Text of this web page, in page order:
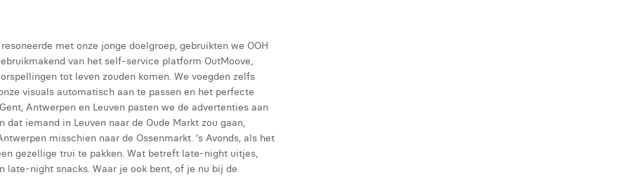
met onze jonge doelgroep, gebruikten we OOH
van het self-service platform OutMoove,
tot leven zouden komen. We voegden zelfs
visuals automatisch aan te passen en het perfecte
Antwerpen en Leuven pasten we de advertenties aan
iemand in Leuven naar de Oude Markt zou gaan,
misschien naar de Ossenmarkt. 's Avonds, als het
gezellige trui te pakken. Wat betreft late-night uitjes,
late-night snacks. Waar je ook bent, of je nu bij de